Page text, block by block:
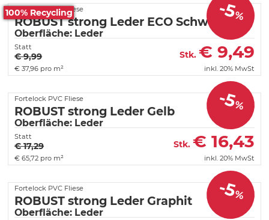
-5%
100% Recycling
Fortelock PVC Fliese
ROBUST strong Leder ECO Schwarz
Oberfläche: Leder
Statt
€ 9,99 Stk. € 9,49
€ 37,96 pro m² inkl. 20% MwSt
-5%
Fortelock PVC Fliese
ROBUST strong Leder Gelb
Oberfläche: Leder
Statt
€ 17,29 Stk. € 16,43
€ 65,72 pro m² inkl. 20% MwSt
-5%
Fortelock PVC Fliese
ROBUST strong Leder Graphit
Oberfläche: Leder